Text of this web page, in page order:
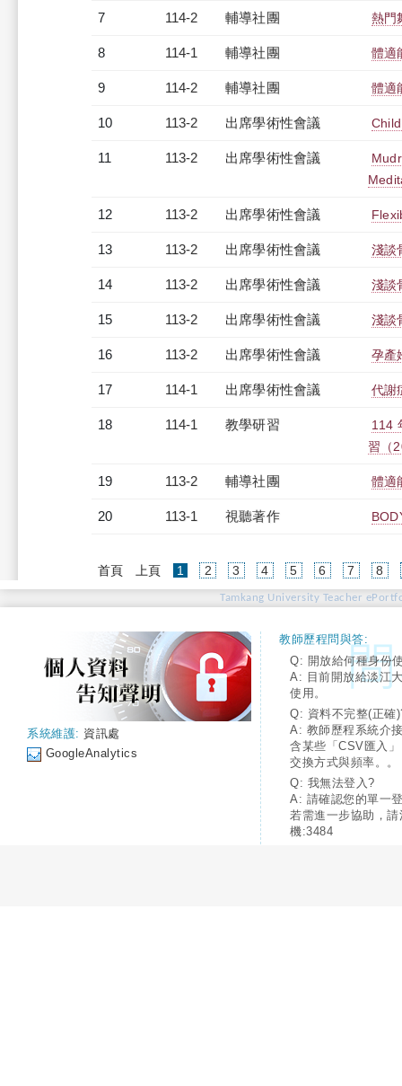
7 114-2 輔導社團 熱門
8 114-1 輔導社團 體適
9 114-2 輔導社團 體適
10 113-2 出席學術性會議
11 113-2 出席學術性會議
12 113-2 出席學術性會議
13 113-2 出席學術性會議 淺談
14 113-2 出席學術性會議 淺談
15 113-2 出席學術性會議 淺談
16 113-2 出席學術性會議 孕產
17 114-1 出席學術性會議 代謝
18 114-1 教學研習
114
習（
19 113-2 輔導社團 體適
20 113-1 視聽著作
首頁 上頁 1 (current)
2 3 4 5 6 7 8
Tamkang University Teacher
系統維護: 資訊處
GoogleAnalytics
教師歷程問與答:
Q: 開放給何種身份
A: 目前開放給淡江
使用。
Q: 資料不完整(正確
A: 教師歷程系統介
含某些「CSV匯入
交換方式與頻率。。
Q: 我無法登入?
A: 請確認您的單一
若需進一步協助，
機:3484